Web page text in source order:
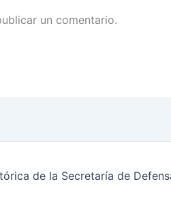
un comentario.
de la Secretaría de